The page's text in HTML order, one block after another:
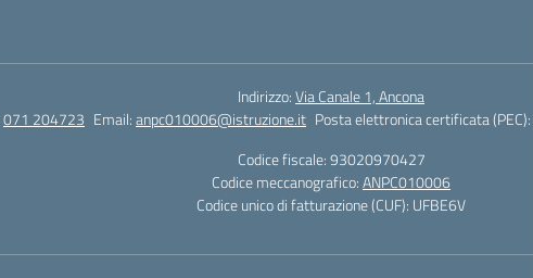
Indirizzo:Via Canale 1, Ancona
071 204723 Email:anpc010006@istruzione.it Posta elettronica certificata (PEC):
Codice fiscale: 93020970427
Codice meccanografico:ANPC010006
Codice unico di fatturazione (CUF): UFBE6V